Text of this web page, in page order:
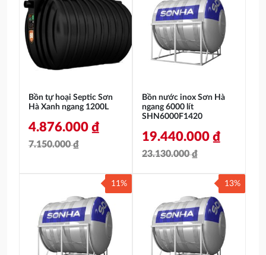
là:
10.200.000 ₫.
tại
là:
7.465.000 ₫.
là:
8.660.000 ₫.
tại
là:
6.330.000 ₫.
Bồn tự hoại Septic Sơn
Hà Xanh ngang 1200L
7.150.000₫
7.150.000 ₫.
4.876.000 ₫
là:
4.876.000 ₫.
Bồn nước inox Sơn Hà
ngang 6000 lít
SHN6000F1420
23.130.000₫
là:
23.130.000 ₫.
19.440.000 ₫
tại
là:
19.440.000 ₫.
11% 13%